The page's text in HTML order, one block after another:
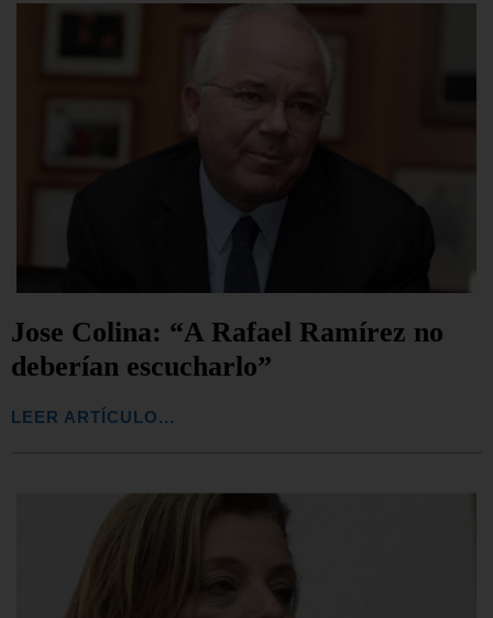
Jose Colina: “A Rafael Ramírez no
deberían escucharlo”
LEER ARTÍCULO...